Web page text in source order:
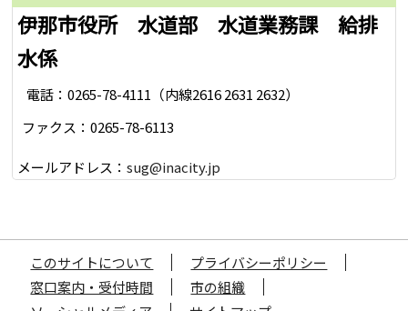
伊那市役所 水道部 水道業務課 給排
水係
電話：0265-78-4111（内線2616 2631 2632）
ファクス：0265-78-6113
メールアドレス：sug@inacity.jp
このサイトについて
プライバシーポリシー
窓口案内・受付時間
市の組織